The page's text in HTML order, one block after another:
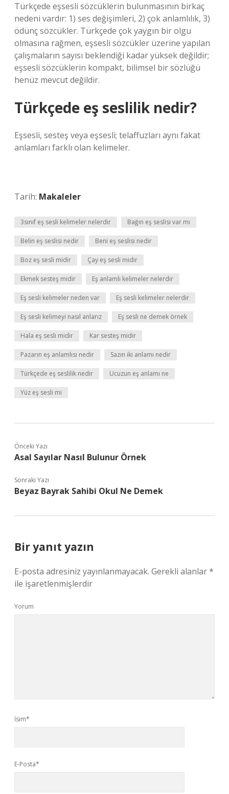
Türkçede eşsesli sözcüklerin bulunmasının birkaç
nedeni vardır: 1) ses değişimleri, 2) çok anlamlılık, 3)
ödünç sözcükler. Türkçede çok yaygın bir olgu
olmasına rağmen, eşsesli sözcükler üzerine yapılan
çalışmaların sayısı beklendiği kadar yüksek değildir;
eşsesli sözcüklerin kompakt, bilimsel bir sözlüğü
henüz mevcut değildir.
Türkçede eş seslilik nedir?
Eşsesli, sesteş veya eşsesli; telaffuzları aynı fakat
anlamları farklı olan kelimeler.
Tarih: Makaleler
3sınıf eş sesli kelimeler nelerdir Bağın eş seslisi var mı
Belin eş seslisi nedir Beni eş seslisi nedir
Boz eş sesli midir Çay eş sesli midir
Ekmek sesteş midir Eş anlamlı kelimeler nelerdir
Eş sesli kelimeler neden var Eş sesli kelimeler nelerdir
Eş sesli kelimeyi nasıl anlarız Eş sesli ne demek örnek
Hala eş sesli midir Kar sesteş midir
Pazarın eş anlamlısı nedir Sazın iki anlamı nedir
Türkçede eş seslilik nedir Ucuzun eş anlamı ne
Yüz eş sesli mi
Önceki Yazı
Asal Sayılar Nasıl Bulunur Örnek
Sonraki Yazı
Beyaz Bayrak Sahibi Okul Ne Demek
Bir yanıt yazın
E-posta adresiniz yayınlanmayacak. Gerekli alanlar*
ile işaretlenmişlerdir
Yorum
İsim*
E-Posta*